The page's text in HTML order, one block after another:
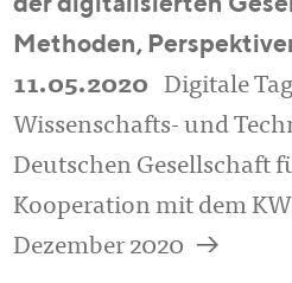
der digitalisierten
Methoden,
11.05.2020
Digitale
Wissenschafts- und
Deutschen Gesellschaft
Kooperation mit dem
Dezember 2020 a